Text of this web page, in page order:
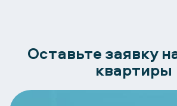
Оставьте заявку
квартиры